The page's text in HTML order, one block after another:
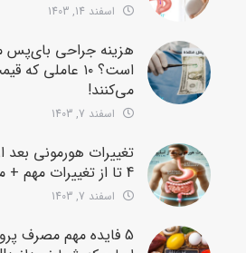
اسفند 14, 1403
است؟ ۱۰ عاملی
می‌کنند!
اسفند 7, 1403
تغییرات هورمونی بعد
4 تا از تغییرات مهم + مدیریت این تغییرات
اسفند 7, 1403
5 فایده مهم مصرف